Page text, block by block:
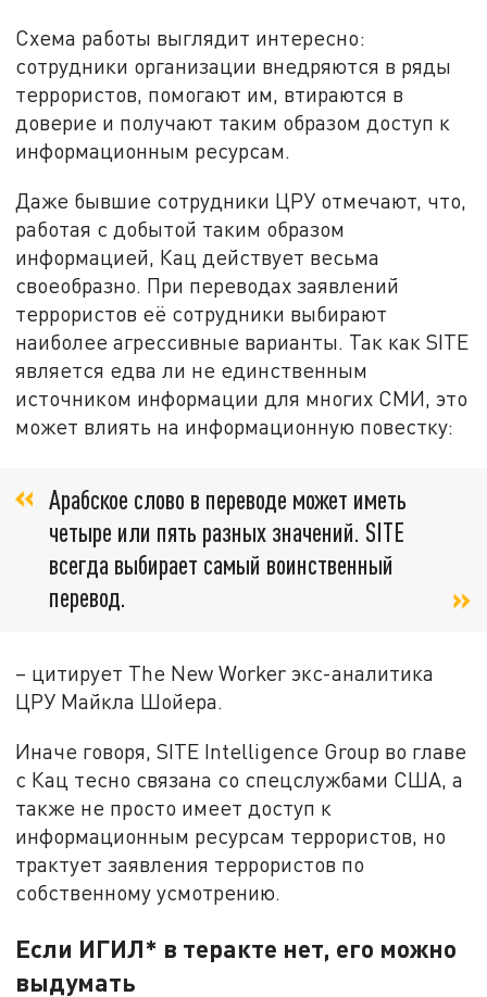
Схема работы выглядит интересно:
сотрудники организации внедряются в ряды
террористов, помогают им, втираются в
доверие и получают таким образом доступ к
информационным ресурсам.
Даже бывшие сотрудники ЦРУ отмечают, что,
работая с добытой таким образом
информацией, Кац действует весьма
своеобразно. При переводах заявлений
террористов её сотрудники выбирают
наиболее агрессивные варианты. Так как SITE
является едва ли не единственным
источником информации для многих СМИ, это
может влиять на информационную повестку:
Арабское слово в переводе может иметь
четыре или пять разных значений. SITE
всегда выбирает самый воинственный
перевод.
– цитирует The New Worker экс-аналитика
ЦРУ Майкла Шойера.
Иначе говоря, SITE Intelligence Group во главе
с Кац тесно связана со спецслужбами США, а
также не просто имеет доступ к
информационным ресурсам террористов, но
трактует заявления террористов по
собственному усмотрению.
Если ИГИЛ* в теракте нет, его можно
выдумать